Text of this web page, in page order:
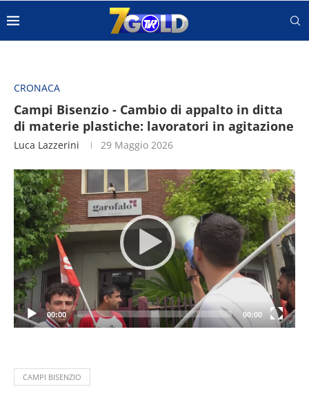
CRONACA
Campi Bisenzio - Cambio di appalto in ditta
di materie plastiche: lavoratori in agitazione
Luca Lazzerini 29 Maggio 2026
Video
Player
00:00 00:00
CAMPI BISENZIO